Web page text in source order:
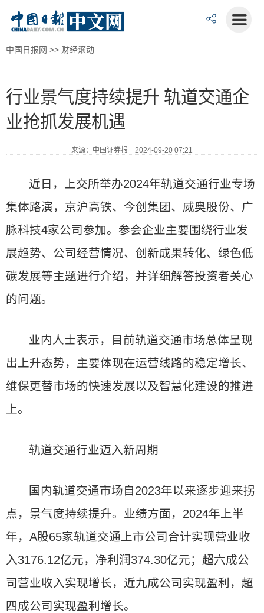
中国日报网 >> 财经滚动
行业景气度持续提升 轨道交通企
业抢抓发展机遇
来源：中国证券报 2024-09-20 07:21
近日，上交所举办2024年轨道交通行业专场
集体路演，京沪高铁、今创集团、威奥股份、广
脉科技4家公司参加。参会企业主要围绕行业发
展趋势、公司经营情况、创新成果转化、绿色低
碳发展等主题进行介绍，并详细解答投资者关心
的问题。
业内人士表示，目前轨道交通市场总体呈现
出上升态势，主要体现在运营线路的稳定增长、
维保更替市场的快速发展以及智慧化建设的推进
上。
轨道交通行业迈入新周期
国内轨道交通市场自2023年以来逐步迎来拐
点，景气度持续提升。业绩方面，2024年上半
年，A股65家轨道交通上市公司合计实现营业收
入3176.12亿元，净利润374.30亿元；超六成公
司营业收入实现增长，近九成公司实现盈利，超
四成公司实现盈利增长。